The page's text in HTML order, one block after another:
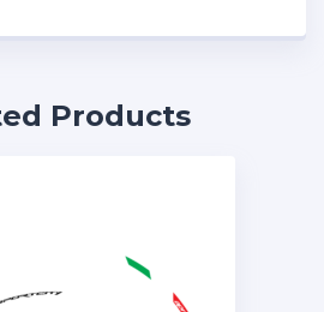
Products